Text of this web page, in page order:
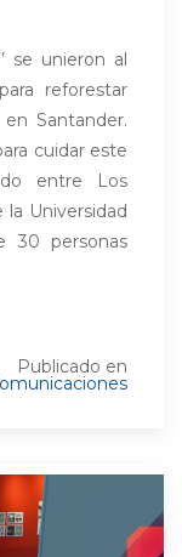
se unieron al
reforestar
Santander.
cuidar este
entre Los
Universidad
30 personas
Publicado en